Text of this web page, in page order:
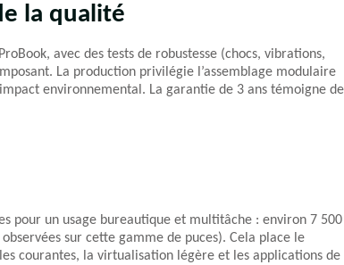
la qualité
avec des tests de robustesse (chocs, vibrations,
La production privilégie l’assemblage modulaire
environnemental. La garantie de 3 ans témoigne de
pour un usage bureautique et multitâche : environ 7 500
sur cette gamme de puces). Cela place le
courantes, la virtualisation légère et les applications de